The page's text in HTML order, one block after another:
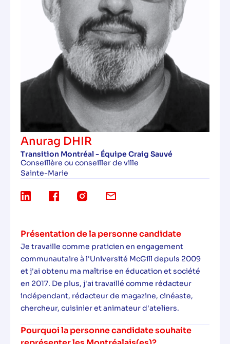
Anurag DHIR
Transition Montréal - Équipe Craig Sauvé
Conseillère ou conseiller de ville
Sainte-Marie
Présentation de la personne candidate
Je travaille comme praticien en engagement
communautaire à l'Université McGill depuis 2009
et j'ai obtenu ma maîtrise en éducation et société
en 2017. De plus, j'ai travaillé comme rédacteur
indépendant, rédacteur de magazine, cinéaste,
chercheur, cuisinier et animateur d'ateliers.
Pourquoi la personne candidate souhaite